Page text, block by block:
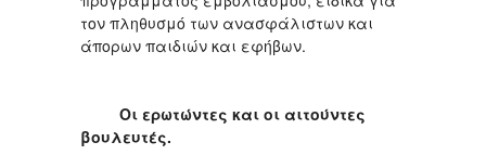
τον πληθυσμό των ανασφάλιστων και
άπορων παιδιών και εφήβων.
Οι ερωτώντες και οι αιτούντες
βουλευτές.